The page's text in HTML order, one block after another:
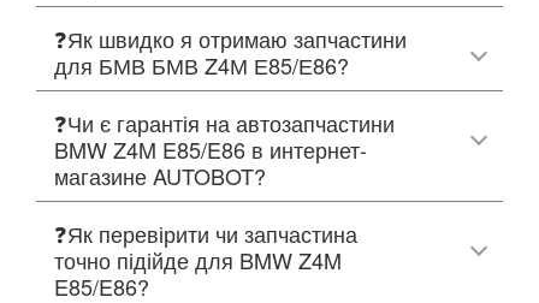
❓Як швидко я отримаю запчастини
для БМВ БМВ Z4М Е85/Е86?
❓Чи є гарантія на автозапчастини
BMW Z4M E85/E86 в интернет-
магазине AUTOBOT?
❓Як перевірити чи запчастина
точно підійде для BMW Z4M
E85/E86?